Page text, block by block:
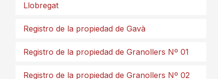
Llobregat
Registro de la propiedad de Gavà
Registro de la propiedad de Granollers Nº 01
Registro de la propiedad de Granollers Nº 02